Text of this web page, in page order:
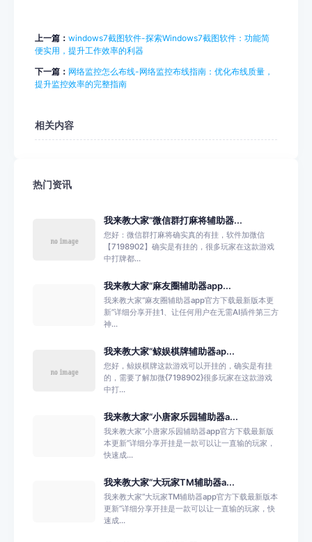
上一篇： windows7截图软件-探索Windows7截图软件：功能简
便实用，提升工作效率的利器
下一篇： 网络监控怎么布线-网络监控布线指南：优化布线质量，
提升监控效率的完整指南
相关内容
热门资讯
我来教大家“微信群打麻将辅助器...
您好：微信群打麻将确实真的有挂，软件加微信
【7198902】确实是有挂的，很多玩家在这款游戏
中打牌都...
我来教大家“麻友圈辅助器app...
我来教大家“麻友圈辅助器app官方下载最新版本更
新”详细分享开挂1、让任何用户在无需AI插件第三方
神...
我来教大家“鲸娱棋牌辅助器ap...
您好，鲸娱棋牌这款游戏可以开挂的，确实是有挂
的，需要了解加微{7198902}很多玩家在这款游戏
中打...
我来教大家“小唐家乐园辅助器a...
我来教大家“小唐家乐园辅助器app官方下载最新版
本更新”详细分享开挂是一款可以让一直输的玩家，
快速成...
我来教大家“大玩家TM辅助器a...
我来教大家“大玩家TM辅助器app官方下载最新版本
更新”详细分享开挂是一款可以让一直输的玩家，快
速成...